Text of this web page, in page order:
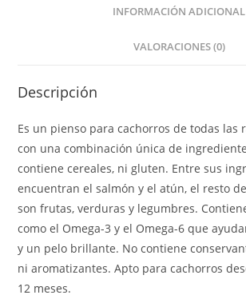
INFORMACIÓN ADICIONAL
VALORACIONES (0)
Descripción
Es un pienso para cachorros de todas las
con una combinación única de
contiene cereales, ni gluten. Entre sus
encuentran el salmón y el atún, el resto
son frutas, verduras y legumbres.
como el Omega-3 y el Omega-6 que
y un pelo brillante. No contiene
ni aromatizantes. Apto para cachorros
12 meses.